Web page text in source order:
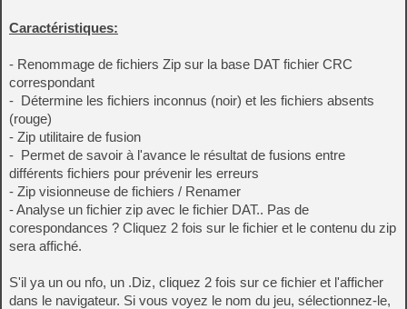
Caractéristiques:
- Renommage de fichiers Zip sur la base DAT fichier CRC
correspondant
- Détermine les fichiers inconnus (noir) et les fichiers absents
(rouge)
- Zip utilitaire de fusion
- Permet de savoir à l'avance le résultat de fusions entre
différents fichiers pour prévenir les erreurs
- Zip visionneuse de fichiers / Renamer
- Analyse un fichier zip avec le fichier DAT.. Pas de
corespondances ? Cliquez 2 fois sur le fichier et le contenu du zip
sera affiché.
S'il ya un ou nfo, un .Diz, cliquez 2 fois sur ce fichier et l'afficher
dans le navigateur. Si vous voyez le nom du jeu, sélectionnez-le,